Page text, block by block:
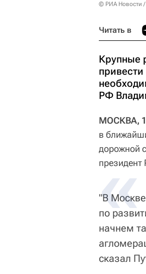
© РИА Новости /
Читать в
Крупные
РФ
МОСКВА,
в
дорожной
"В
по
начнем
сказал